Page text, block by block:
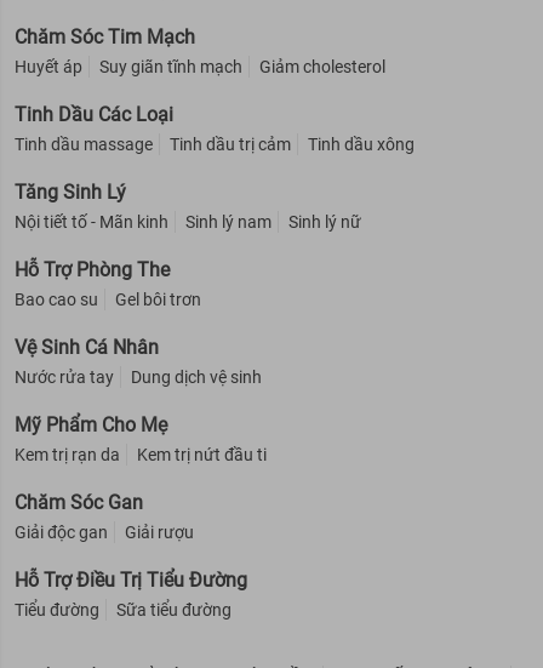
4. Dung Dịch Vệ Sinh Phụ Nữ Lactacyd Pearly
Intimate Phục Hồi Sắc Da
Dung Dịch Vệ Sinh Phụ Nữ Lactacyd Pearly Intimate Phục
Hồi Sắc Da
với thành phần Algowhite có khả năng dưỡng sáng,
hỗ trợ phục hồi sắc da vùng kín. Đồng thời, công thức đặc biệt
lactic giúp làm sạch dịu nhẹ, bảo vệ và duy trì sự cân bằng pH
Chăm Sóc Tim Mạch
Huyết áp Suy giãn tĩnh mạch Giảm cholesterol
Tinh Dầu Các Loại
Tinh dầu massage Tinh dầu trị cảm Tinh dầu xông
Tăng Sinh Lý
Nội tiết tố - Mãn kinh Sinh lý nam Sinh lý nữ
Hỗ Trợ Phòng The
Bao cao su Gel bôi trơn
Vệ Sinh Cá Nhân
Nước rửa tay Dung dịch vệ sinh
Mỹ Phẩm Cho Mẹ
Kem trị rạn da Kem trị nứt đầu ti
Chăm Sóc Gan
Giải độc gan Giải rượu
Hỗ Trợ Điều Trị Tiểu Đường
Tiểu đường Sữa tiểu đường